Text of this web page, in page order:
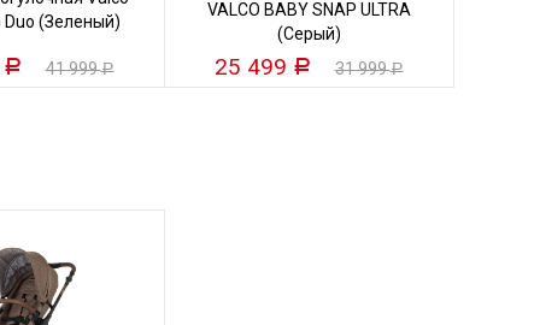
Duo (Зеленый)
Р 41 999Р
VALCO BABY SNAP ULTRA
(Серый)
25 499 Р 31 999Р